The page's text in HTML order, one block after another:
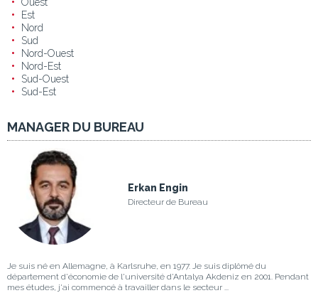
Est
Nord
Sud
Nord-Ouest
Nord-Est
Sud-Ouest
Sud-Est
MANAGER DU BUREAU
Erkan Engin
Directeur de Bureau
Je suis né en Allemagne, à Karlsruhe, en 1977. Je suis diplômé du
département d'économie de l'université d'Antalya Akdeniz en 2001. Pendant
mes études, j'ai commencé à travailler dans le secteur ...